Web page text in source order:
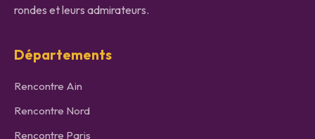
rondes et leurs admirateurs.
Départements
Rencontre Ain
Rencontre Nord
Rencontre Paris